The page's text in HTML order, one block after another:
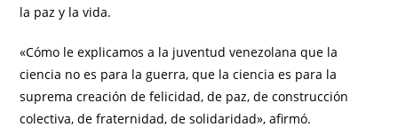
la paz y la vida.
«Cómo le explicamos a la juventud venezolana que la
ciencia no es para la guerra, que la ciencia es para la
suprema creación de felicidad, de paz, de construcción
colectiva, de fraternidad, de solidaridad», afirmó.